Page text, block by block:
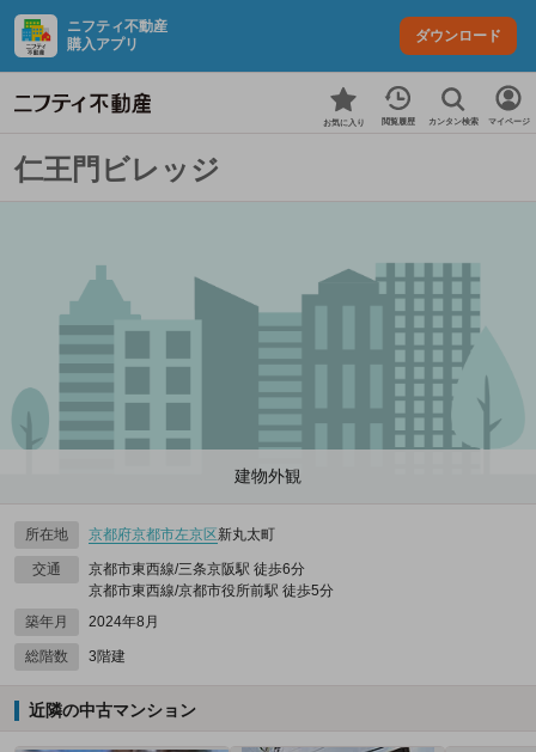
ニフティ不動産
購入アプリ
ダウンロード
お気に入り 閲覧履歴 カンタン検索 マイページ
仁王門ビレッジ
建物外観
所在地 京都府京都市左京区新丸太町
交通
京都市東西線/三条京阪駅 徒歩6分
京都市東西線/京都市役所前駅 徒歩5分
築年月
2024年8月
総階数 3階建
近隣の中古マンション